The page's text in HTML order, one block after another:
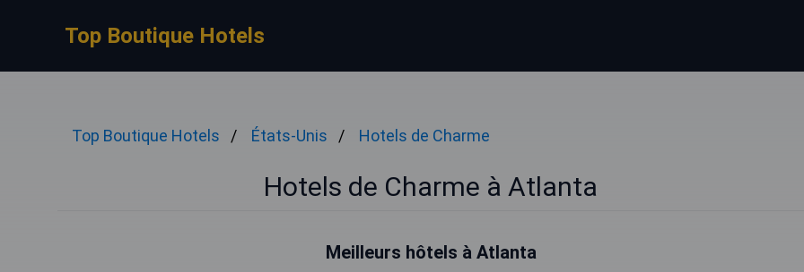
Top Boutique Hotels
Top Boutique Hotels États-Unis Hotels de Charme
Hotels de Charme à Atlanta
Meilleurs hôtels à Atlanta